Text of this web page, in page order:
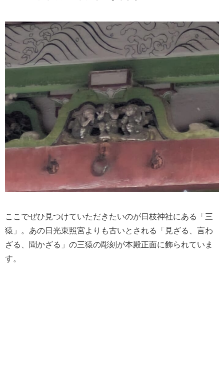
ここでぜひ見つけていただきたいのが日枝神社にある「三
猿」。あの日光東照宮よりも古いとされる「見ざる、言わ
ざる、聞かざる」の三猿の彫刻が本殿正面に飾られていま
す。